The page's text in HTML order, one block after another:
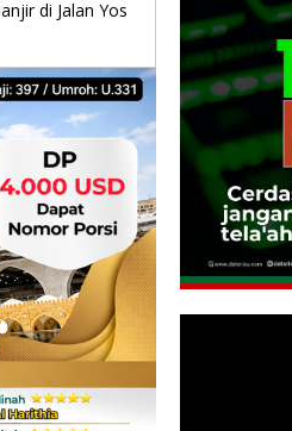
di Jalan Yos